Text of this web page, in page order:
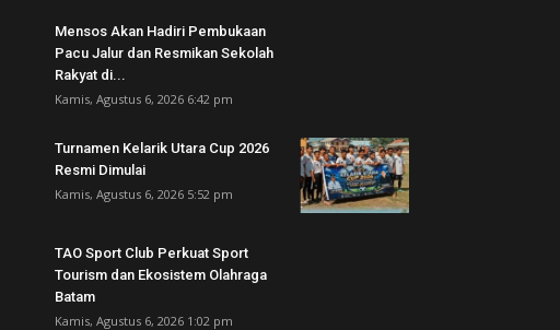
Mensos Akan Hadiri Pembukaan
Pacu Jalur dan Resmikan Sekolah
Rakyat di...
Kamis, Agustus 6, 2026 6:42 pm
Turnamen Kelarik Utara Cup 2026
Resmi Dimulai
Kamis, Agustus 6, 2026 5:52 pm
TAO Sport Club Perkuat Sport
Tourism dan Ekosistem Olahraga
Batam
Kamis, Agustus 6, 2026 1:02 pm